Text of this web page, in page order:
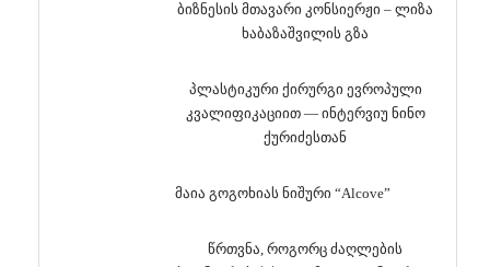
ბიზნესის მთავარი კონსიერჟი – ლიზა
ხაბაზაშვილის გზა
პლასტიკური ქირურგი ევროპული
კვალიფიკაციით — ინტერვიუ ნინო
ქურიძესთან
მაია გოგოხიას ნიშური “Alcove”
წრთვნა, როგორც ძაღლების